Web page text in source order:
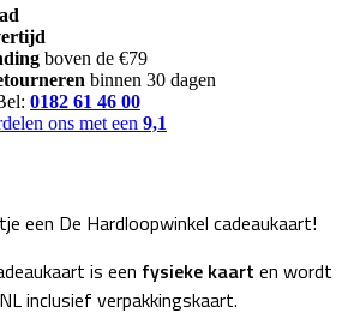
boven de €79
binnen 30 dagen
0182 61 46 00
ons met een 9,1
een De Hardloopwinkel cadeaukaart!
is een fysieke kaart en wordt
inclusief verpakkingskaart.